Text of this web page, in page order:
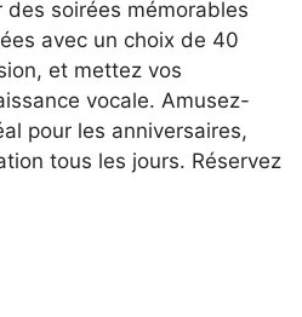
soirées mémorables
avec un choix de 40
et mettez vos
vocale. Amusez-
pour les anniversaires,
tous les jours. Réservez